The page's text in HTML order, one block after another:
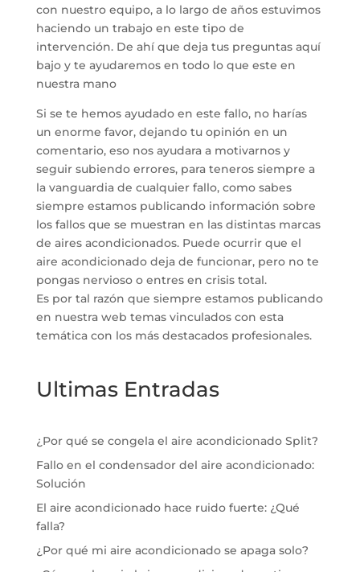
con nuestro equipo, a lo largo de años estuvimos
haciendo un trabajo en este tipo de
intervención. De ahí que deja tus preguntas aquí
bajo y te ayudaremos en todo lo que este en
nuestra mano
Si se te hemos ayudado en este fallo, no harías
un enorme favor, dejando tu opinión en un
comentario, eso nos ayudara a motivarnos y
seguir subiendo errores, para teneros siempre a
la vanguardia de cualquier fallo, como sabes
siempre estamos publicando información sobre
los fallos que se muestran en las distintas marcas
de aires acondicionados. Puede ocurrir que el
aire acondicionado deja de funcionar, pero no te
pongas nervioso o entres en crisis total.
Es por tal razón que siempre estamos publicando
en nuestra web temas vinculados con esta
temática con los más destacados profesionales.
Ultimas Entradas
¿Por qué se congela el aire acondicionado Split?
Fallo en el condensador del aire acondicionado:
Solución
El aire acondicionado hace ruido fuerte: ¿Qué
falla?
¿Por qué mi aire acondicionado se apaga solo?